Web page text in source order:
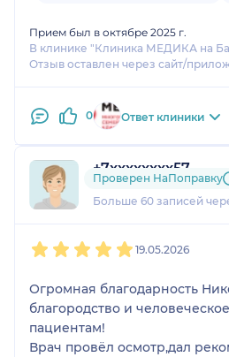
Прием был в октябре 2025 г.
В клинике "Клиника МЕДИКА на
Отзыв оставлен через сайт/
0 Ответ клиники
+7xxxxxxxx57
18 отзывов и10 оценок
Больше 60 записей
Проверен НаПоправку
19.05.2026
Огромная благодарность
благородство и
пациентам!
Врач провёл осмотр,дал рекомендации и